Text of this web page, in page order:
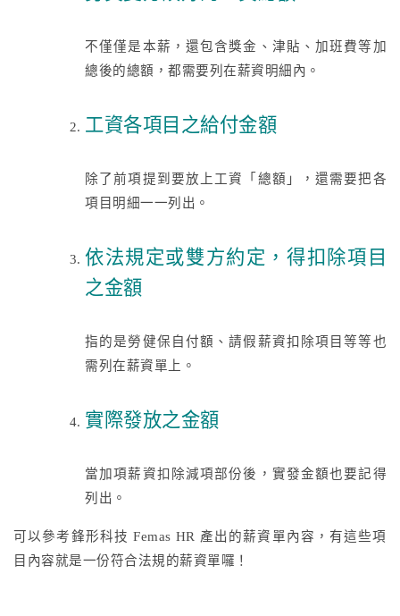
不僅僅是本薪，還包含獎金、津貼、加班費等加
總後的總額，都需要列在薪資明細內。
工資各項目之給付金額
除了前項提到要放上工資「總額」，還需要把各
項目明細一一列出。
依法規定或雙方約定，得扣除項目
之金額
指的是勞健保自付額、請假薪資扣除項目等等也
需列在薪資單上。
實際發放之金額
當加項薪資扣除減項部份後，實發金額也要記得
列出。
可以參考鋒形科技 Femas HR 產出的薪資單內容，有這些項
目內容就是一份符合法規的薪資單囉！